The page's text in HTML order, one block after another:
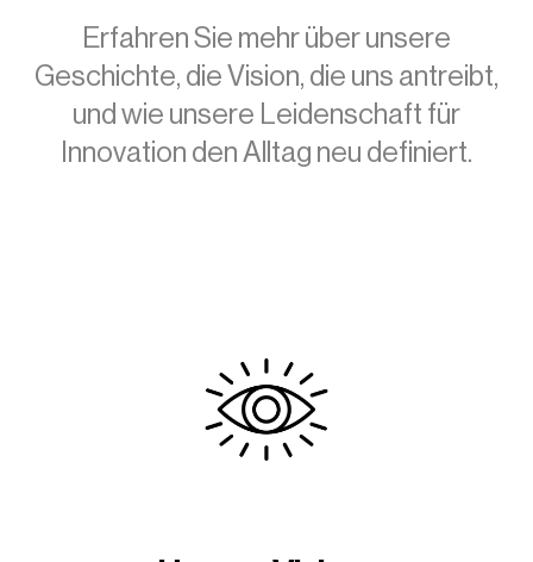
Erfahren Sie mehr über unsere
Geschichte, die Vision, die uns antreibt,
und wie unsere Leidenschaft für
Innovation den Alltag neu definiert.